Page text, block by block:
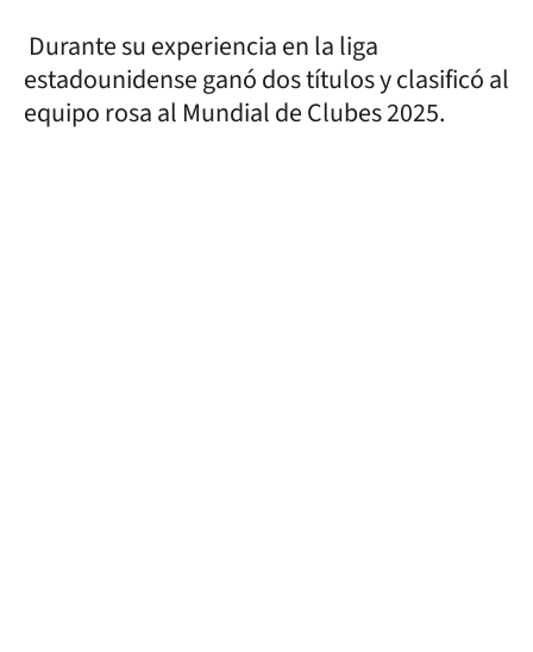
Durante su experiencia en la liga
estadounidense ganó dos títulos y clasificó al
equipo rosa al Mundial de Clubes 2025.